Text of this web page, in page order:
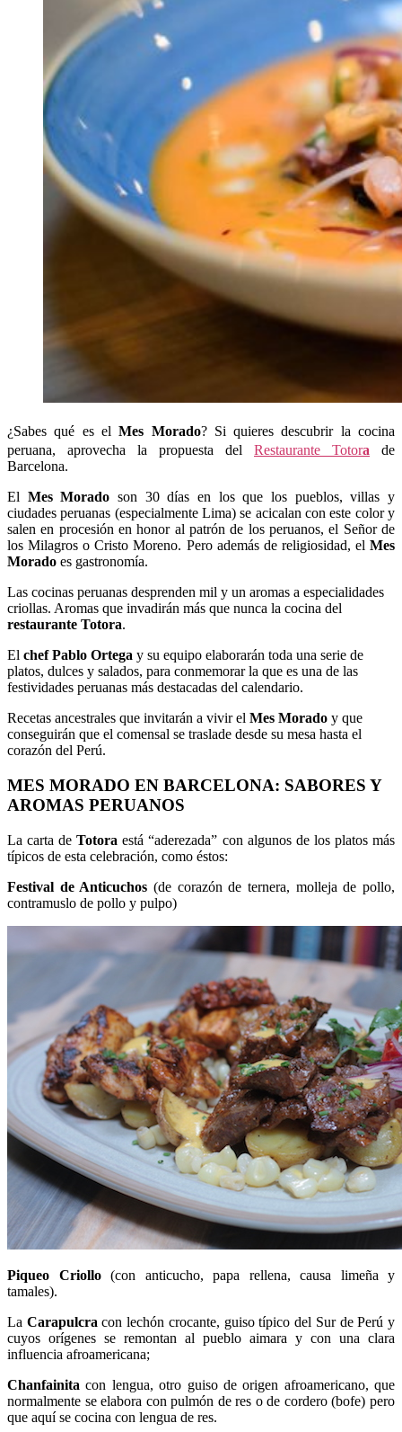
¿Sabes qué es elMes Morado? Si quieres descubrir la cocina
peruana, aprovecha la propuesta del Restaurante Totora de
Barcelona.
El Mes Morado son 30 días en los que los pueblos, villas y
ciudades peruanas (especialmente Lima) se acicalan con este color y
salen en procesión en honor al patrón de los peruanos, el Señor de
los Milagros o Cristo Moreno. Pero además de religiosidad, el Mes
Morado es gastronomía.
Las cocinas peruanas desprenden mil y un aromas a especialidades
criollas. Aromas que invadirán más que nunca la cocina del
restaurante Totora.
El chef Pablo Ortega y su equipo elaborarán toda una serie de
platos, dulces y salados, para conmemorar la que es una de las
festividades peruanas más destacadas del calendario.
Recetas ancestrales que invitarán a vivir el Mes Morado y que
conseguirán que el comensal se traslade desde su mesa hasta el
corazón del Perú.
MES MORADO EN BARCELONA: SABORES Y
AROMAS PERUANOS
La carta deTotora está “aderezada” con algunos de los platos más
típicos de esta celebración, como éstos:
Festival de Anticuchos (de corazón de ternera, molleja de pollo,
contramuslo de pollo y pulpo)
Piqueo Criollo(con anticucho, papa rellena, causa limeña y
tamales).
La Carapulcracon lechón crocante, guiso típico del Sur de Perú y
cuyos orígenes se remontan al pueblo aimara y con una clara
influencia afroamericana;
Chanfainita con lengua, otro guiso de origen afroamericano, que
normalmente se elabora con pulmón de res o de cordero (bofe) pero
que aquí se cocina con lengua de res.